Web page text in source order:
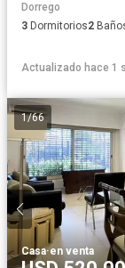
Dorrego
3 Dormitorios2
Actualizado hace 1
1/66
Casa·en venta